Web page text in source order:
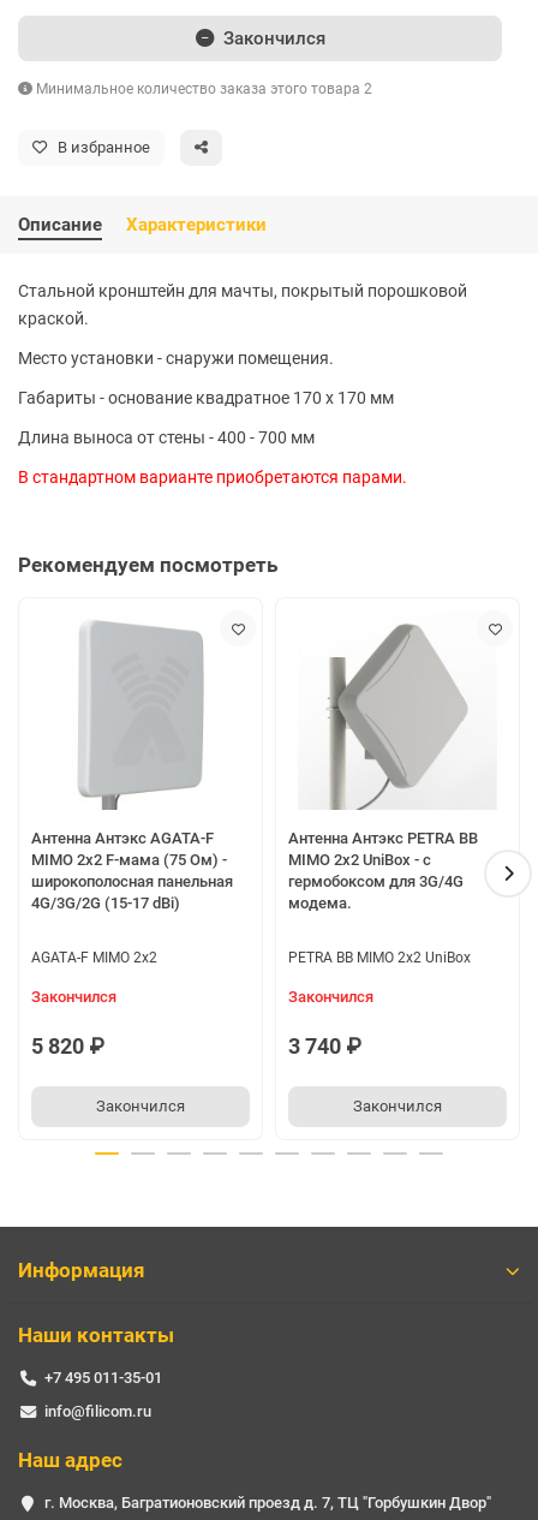
Закончился
Минимальное количество заказа этого товара 2
В избранное
Описание Характеристики
Стальной кронштейн для мачты, покрытый порошковой
краской.
Место установки - снаружи помещения.
Габариты - основание квадратное 170 x 170 мм
Длина выноса от стены - 400 - 700 мм
В стандартном варианте приобретаются парами.
Рекомендуем посмотреть
Антенна Антэкс AGATA-F
MIMO 2x2 F-мама (75 Ом) -
широкополосная панельная
4G/3G/2G (15-17 dBi)
AGATA-F MIMO 2x2
Закончился
5 820 ₽
Закончился
Антенна Антэкс PETRA BB
MIMO 2x2 UniBox - с
гермобоксом для 3G/4G
модема.
PETRA BB MIMO 2x2 UniBox
Закончился
3 740 ₽
Закончился
Информация
Наши контакты
+7 495 011-35-01
info@filicom.ru
Наш адрес
г. Москва, Багратионовский проезд д. 7, ТЦ "Горбушкин Двор"